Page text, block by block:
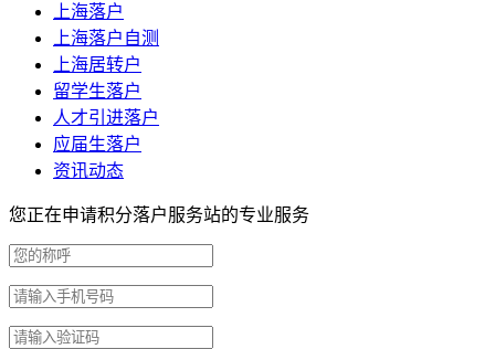
上海落户
上海落户自测
上海居转户
留学生落户
人才引进落户
应届生落户
资讯动态
您正在申请积分落户服务站的专业服务